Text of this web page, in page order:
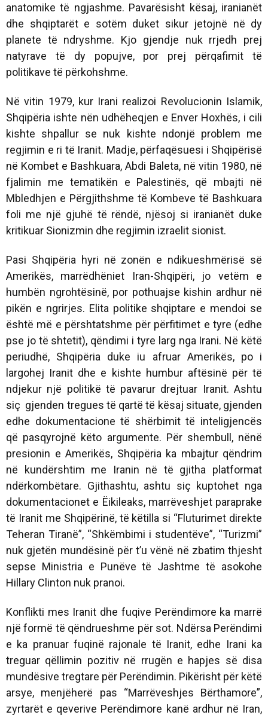
anatomike të ngjashme. Pavarësisht kësaj, iranianët
dhe shqiptarët e sotëm duket sikur jetojnë në dy
planete të ndryshme. Kjo gjendje nuk rrjedh prej
natyrave të dy popujve, por prej përqafimit të
politikave të përkohshme.
Në vitin 1979, kur Irani realizoi Revolucionin Islamik,
Shqipëria ishte nën udhëheqjen e Enver Hoxhës, i cili
kishte shpallur se nuk kishte ndonjë problem me
regjimin e ri të Iranit. Madje, përfaqësuesi i Shqipërisë
në Kombet e Bashkuara, Abdi Baleta, në vitin 1980, në
fjalimin me tematikën e Palestinës, që mbajti në
Mbledhjen e Përgjithshme të Kombeve të Bashkuara
foli me një gjuhë të rëndë, njësoj si iranianët duke
kritikuar Sionizmin dhe regjimin izraelit sionist.
Pasi Shqipëria hyri në zonën e ndikueshmërisë së
Amerikës, marrëdhëniet Iran-Shqipëri, jo vetëm e
humbën ngrohtësinë, por pothuajse kishin ardhur në
pikën e ngrirjes. Elita politike shqiptare e mendoi se
është më e përshtatshme për përfitimet e tyre (edhe
pse jo të shtetit), qëndimi i tyre larg nga Irani. Në këtë
periudhë, Shqipëria duke iu afruar Amerikës, po i
largohej Iranit dhe e kishte humbur aftësinë për të
ndjekur një politikë të pavarur drejtuar Iranit. Ashtu
siç gjenden tregues të qartë të kësaj situate, gjenden
edhe dokumentacione të shërbimit të inteligjencës
që pasqyrojnë këto argumente. Për shembull, nënë
presionin e Amerikës, Shqipëria ka mbajtur qëndrim
në kundërshtim me Iranin në të gjitha platformat
ndërkombëtare. Gjithashtu, ashtu siç kuptohet nga
dokumentacionet e Ëikileaks, marrëveshjet paraprake
të Iranit me Shqipërinë, të këtilla si “Fluturimet direkte
Teheran Tiranë”, “Shkëmbimi i studentëve”, “Turizmi”
nuk gjetën mundësinë për t’u vënë në zbatim thjesht
sepse Ministria e Punëve të Jashtme të asokohe
Hillary Clinton nuk pranoi.
Konflikti mes Iranit dhe fuqive Perëndimore ka marrë
një formë të qëndrueshme për sot. Ndërsa Perëndimi
e ka pranuar fuqinë rajonale të Iranit, edhe Irani ka
treguar qëllimin pozitiv në rrugën e hapjes së disa
mundësive tregtare për Perëndimin. Pikërisht për këtë
arsye, menjëherë pas “Marrëveshjes Bërthamore”,
zyrtarët e qeverive Perëndimore kanë ardhur në Iran,